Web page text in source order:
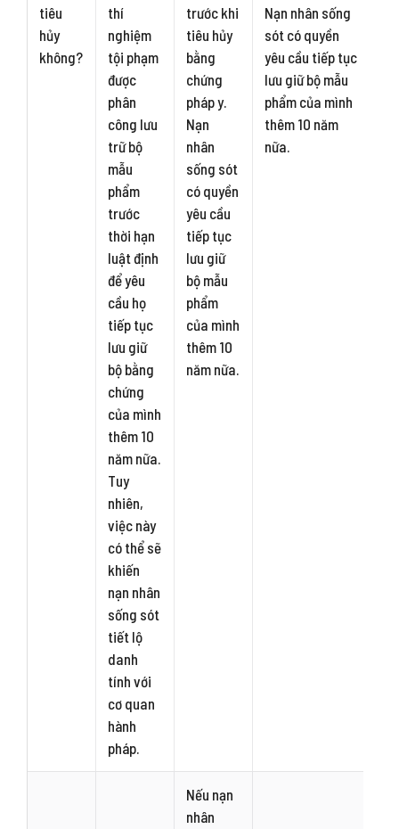
tiêu
hủy
không?
thí
nghiệm
tội phạm
được
phân
công lưu
trữ bộ
mẫu
phẩm
trước
thời hạn
luật định
để yêu
cầu họ
tiếp tục
lưu giữ
bộ bằng
chứng
của mình
thêm 10
năm nữa.
Tuy
nhiên,
việc này
có thể sẽ
khiến
nạn nhân
sống sót
tiết lộ
danh
tính với
cơ quan
hành
pháp.
trước khi
tiêu hủy
bằng
chứng
pháp y.
Nạn
nhân
sống sót
có quyền
yêu cầu
tiếp tục
lưu giữ
bộ mẫu
phẩm
của mình
thêm 10
năm nữa.
Nạn nhân sống
sót có quyền
yêu cầu tiếp tục
lưu giữ bộ mẫu
phẩm của mình
thêm 10 năm
nữa.
Nếu nạn
nhân